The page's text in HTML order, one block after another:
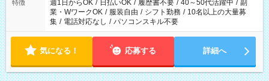
特徴 週1日からOK / 日払いOK / 履歴書不要 / 40～50代活躍中 / 副
業・WワークOK / 服装自由 / シフト勤務 / 10名以上の大量募
集 / 電話対応なし / パソコンスキル不要
気になる！ 応募する 詳細へ